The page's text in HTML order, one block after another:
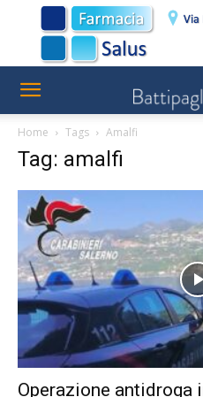
Home Tags Amalfi
Tag: amalfi
Operazione antidroga